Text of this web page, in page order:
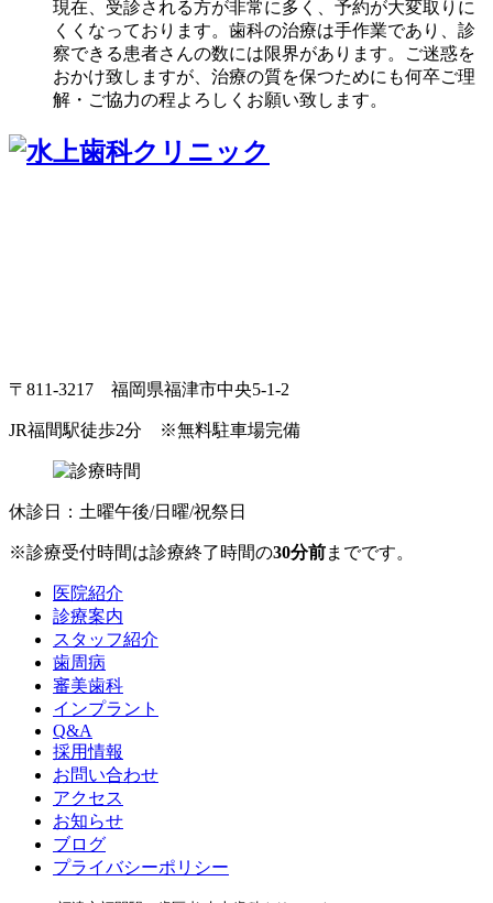
現在、受診される方が非常に多く、予約が大変取りに
くくなっております。歯科の治療は手作業であり、診
察できる患者さんの数には限界があります。ご迷惑を
おかけ致しますが、治療の質を保つためにも何卒ご理
解・ご協力の程よろしくお願い致します。
〒811-3217 福岡県福津市中央5-1-2
JR福間駅徒歩2分 ※無料駐車場完備
休診日：土曜午後/日曜/祝祭日
※診療受付時間は診療終了時間の30分前までです。
医院紹介
診療案内
スタッフ紹介
歯周病
審美歯科
インプラント
Q&A
採用情報
お問い合わせ
アクセス
お知らせ
ブログ
プライバシーポリシー